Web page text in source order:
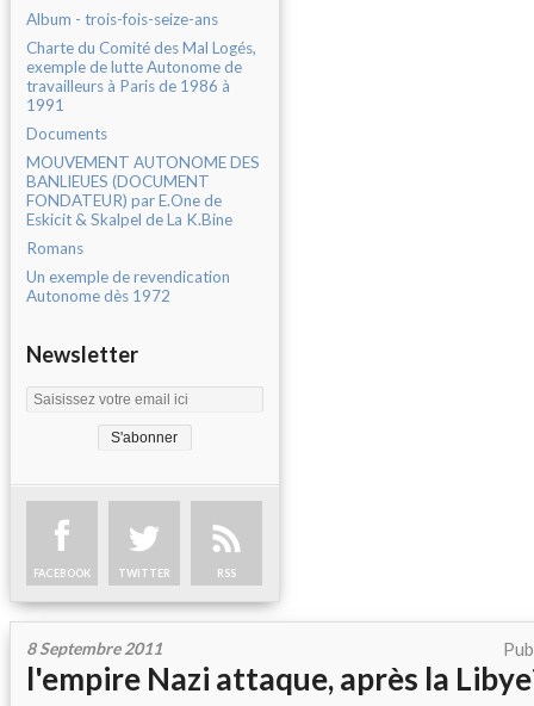
Album - trois-fois-seize-ans
Charte du Comité des Mal Logés,
exemple de lutte Autonome de
travailleurs à Paris de 1986 à
1991
Documents
MOUVEMENT AUTONOME DES
BANLIEUES (DOCUMENT
FONDATEUR) par E.One de
Eskicit & Skalpel de La K.Bine
Romans
Un exemple de revendication
Autonome dès 1972
Newsletter
FACEBOOK TWITTER RSS
8 Septembre 2011
l'empire Nazi attaque, après la